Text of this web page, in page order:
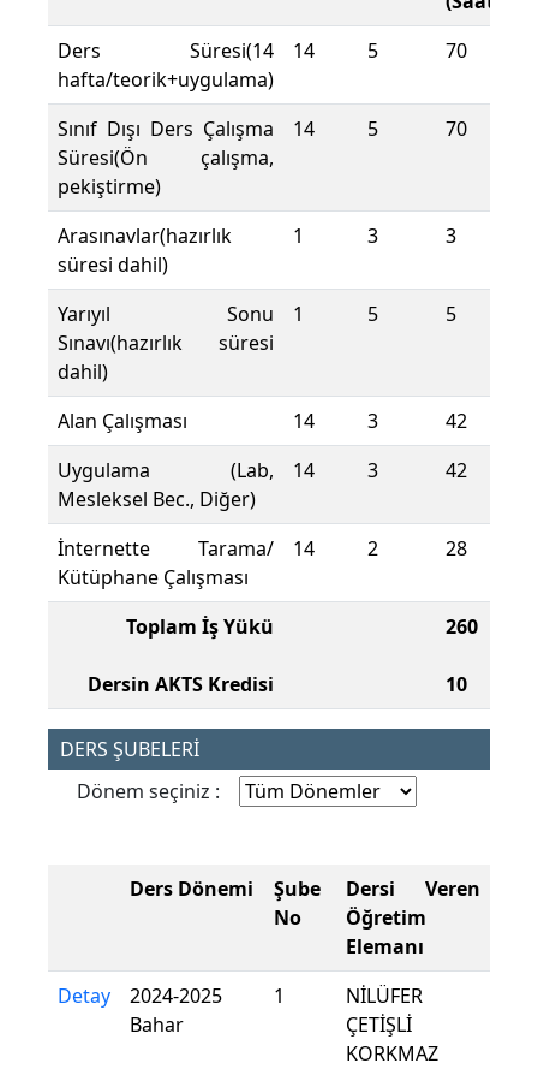
Ders Süresi(14
hafta/teorik+uygulama)
14 5 70
Sınıf Dışı Ders Çalışma
Süresi(Ön çalışma,
pekiştirme)
14 5 70
Arasınavlar(hazırlık
süresi dahil)
1 3 3
Yarıyıl Sonu
Sınavı(hazırlık süresi
dahil)
1 5 5
Alan Çalışması 14 3
42
Uygulama (Lab,
Mesleksel Bec., Diğer)
14 3 42
İnternette Tarama/
Kütüphane Çalışması
14 2 28
Toplam İş Yükü
Dersin AKTS Kredisi
260
10
DERS ŞUBELERİ
Dönem seçiniz :
Ders Dönemi
Şube
No
Dersi Veren
Öğretim
Elemanı
Detay
2024-2025
Bahar
1
NİLÜFER
ÇETİŞLİ
KORKMAZ